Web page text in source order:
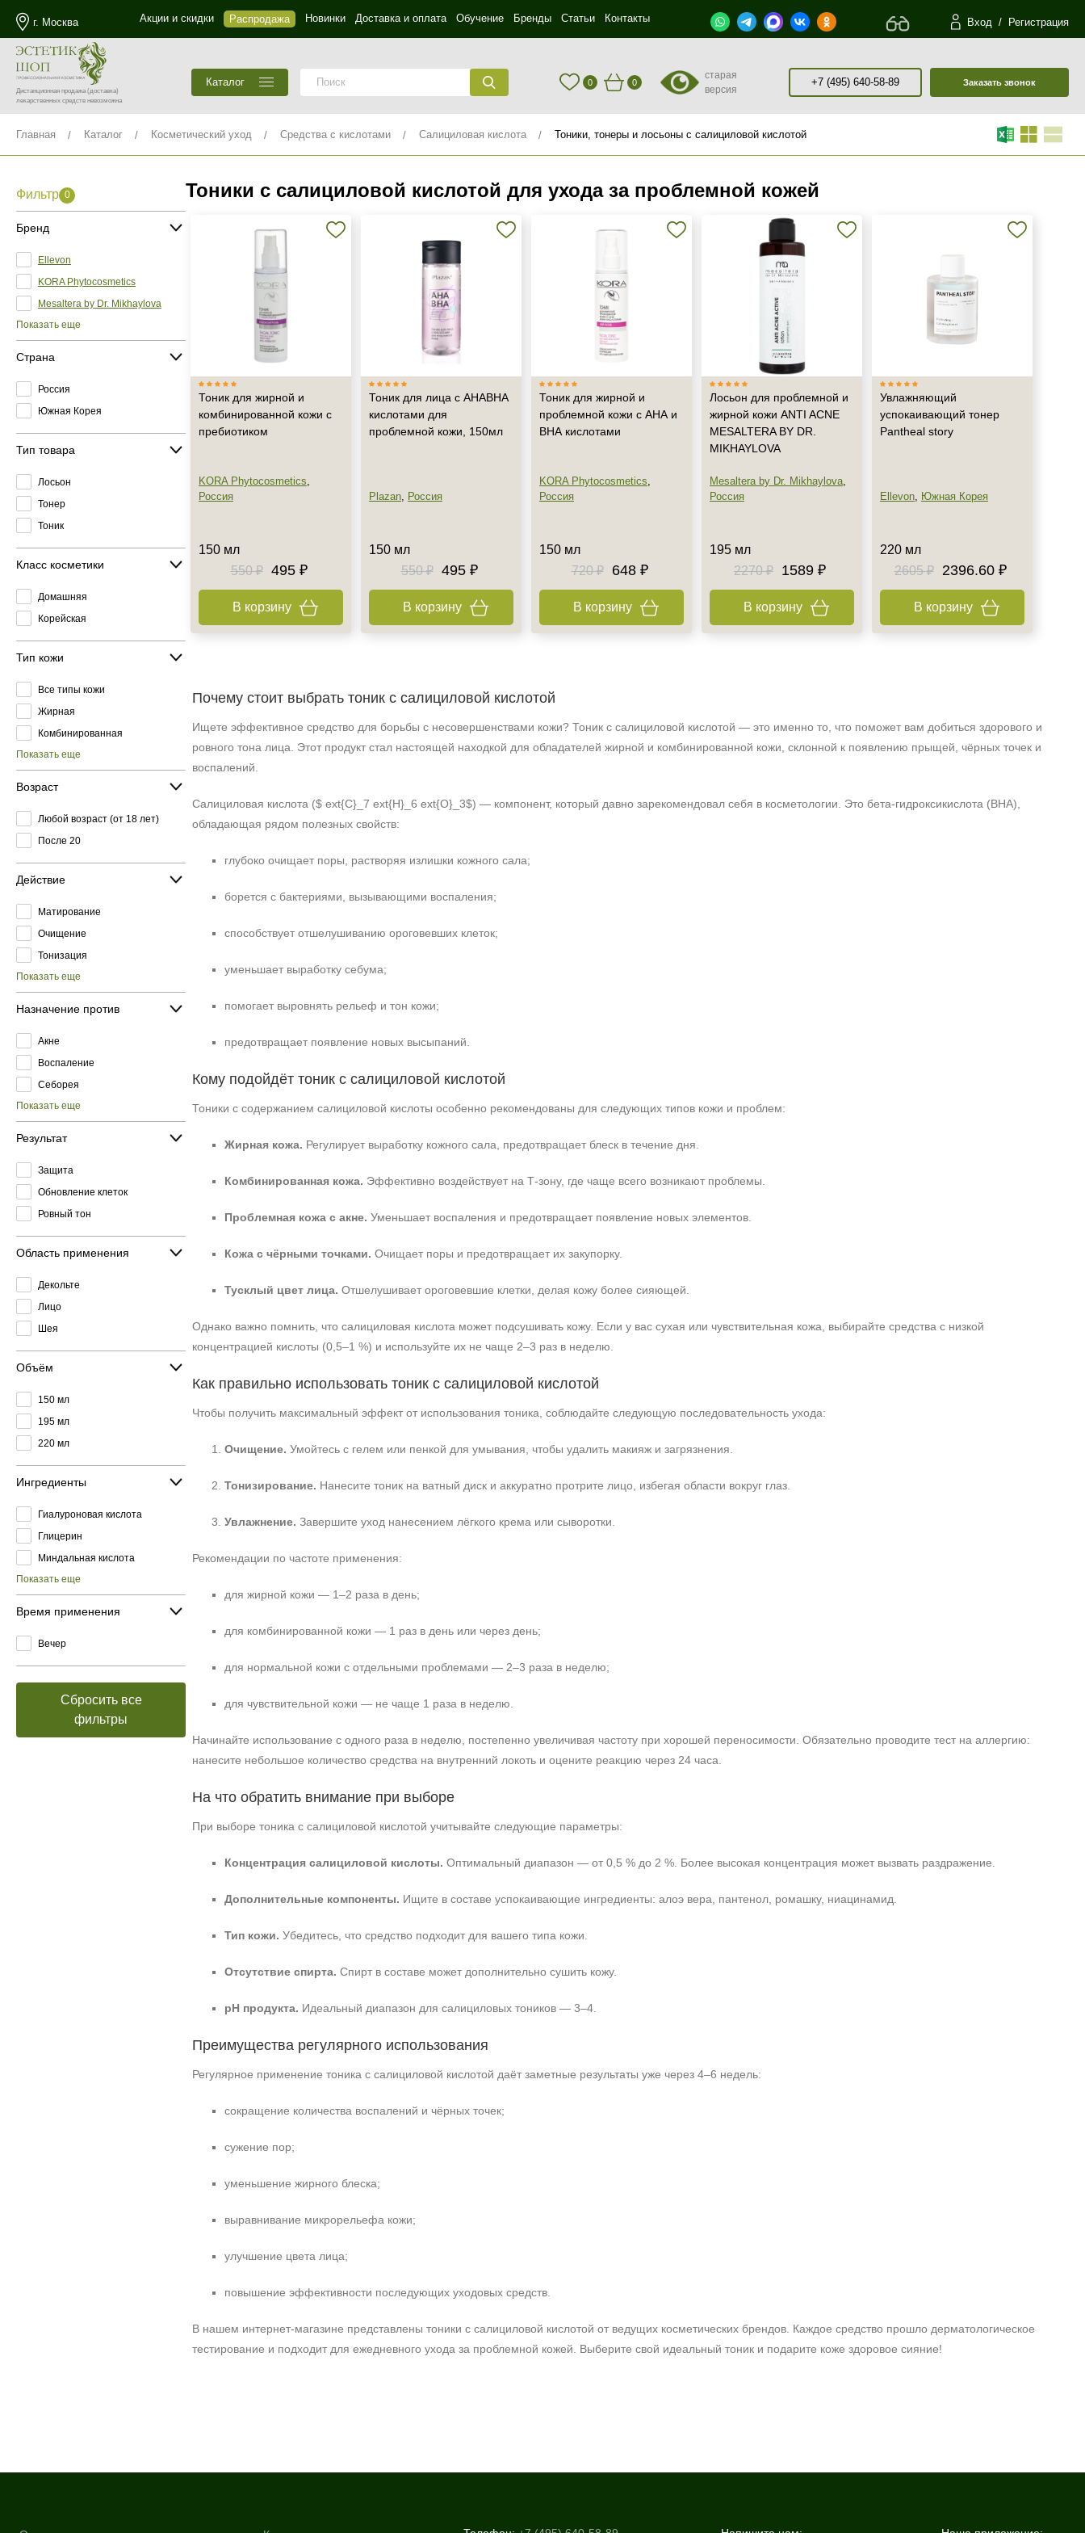
г. Москва Акции и скидки Распродажа Новинки Доставка и оплата Обучение Бренды Статьи Контакты Вход / Регистрация
Дистанционная продажа(доставка)
лекарственных средств невозможна
Каталог 0 0
старая
версия
+7 (495) 640-58-89 Заказать звонок
Главная Каталог Косметический уход Средства с кислотами Салициловая кислота Тоники, тонеры и лосьоны с салициловой кислотой
Фильтр 0
Бренд
Ellevon
KORA Phytocosmetics
Mesaltera by Dr. Mikhaylova
Показать еще
Страна
Россия
Южная Корея
Тип товара
Лосьон
Тонер
Тоник
Класс косметики
Домашняя
Корейская
Тип кожи
Все типы кожи
Жирная
Комбинированная
Показать еще
Возраст
Любой возраст (от 18 лет)
После 20
Действие
Матирование
Очищение
Тонизация
Показать еще
Назначение против
Акне
Воспаление
Себорея
Показать еще
Результат
Защита
Обновление клеток
Ровный тон
Область применения
Декольте
Лицо
Шея
Объём
150 мл
195 мл
220 мл
Ингредиенты
Гиалуроновая кислота
Глицерин
Миндальная кислота
Показать еще
Время применения
Вечер
Сбросить все
фильтры
Тоники с салициловой кислотой для ухода за проблемной кожей
Тоник для жирной и
комбинированной кожи с
пребиотиком
KORA Phytocosmetics,
Россия
150 мл
550 ₽
495 ₽
В корзину
Тоник для лица с АНАВНА
кислотами для
проблемной кожи, 150мл
Plazan, Россия
150 мл
550 ₽
495 ₽
В корзину
Тоник для жирной и
проблемной кожи с АНА и
ВНА кислотами
KORA Phytocosmetics,
Россия
150 мл
720 ₽
648 ₽
В корзину
Лосьон для проблемной и
жирной кожи ANTI ACNE
MESALTERA BY DR.
MIKHAYLOVA
Mesaltera by Dr. Mikhaylova,
Россия
195 мл
2270 ₽
1589 ₽
В корзину
Увлажняющий
успокаивающий тонер
Pantheal story
Ellevon, Южная Корея
220 мл
2605 ₽
2396.60 ₽
В корзину
Почему стоит выбрать тоник с салициловой кислотой
Ищете эффективное средство для борьбы с несовершенствами кожи? Тоник с салициловой кислотой — это именно то, что поможет вам добиться здорового и
ровного тона лица. Этот продукт стал настоящей находкой для обладателей жирной и комбинированной кожи, склонной к появлению прыщей, чёрных точек и
воспалений.
Салициловая кислота ($ ext{C}_7 ext{H}_6 ext{O}_3$) — компонент, который давно зарекомендовал себя в косметологии. Это бета‑гидроксикислота (BHA),
обладающая рядом полезных свойств:
глубоко очищает поры, растворяя излишки кожного сала;
борется с бактериями, вызывающими воспаления;
способствует отшелушиванию ороговевших клеток;
уменьшает выработку себума;
помогает выровнять рельеф и тон кожи;
предотвращает появление новых высыпаний.
Кому подойдёт тоник с салициловой кислотой
Тоники с содержанием салициловой кислоты особенно рекомендованы для следующих типов кожи и проблем:
Жирная кожа. Регулирует выработку кожного сала, предотвращает блеск в течение дня.
Комбинированная кожа. Эффективно воздействует на Т‑зону, где чаще всего возникают проблемы.
Проблемная кожа с акне. Уменьшает воспаления и предотвращает появление новых элементов.
Кожа с чёрными точками. Очищает поры и предотвращает их закупорку.
Тусклый цвет лица. Отшелушивает ороговевшие клетки, делая кожу более сияющей.
Однако важно помнить, что салициловая кислота может подсушивать кожу. Если у вас сухая или чувствительная кожа, выбирайте средства с низкой
концентрацией кислоты (0,5–1 %) и используйте их не чаще 2–3 раз в неделю.
Как правильно использовать тоник с салициловой кислотой
Чтобы получить максимальный эффект от использования тоника, соблюдайте следующую последовательность ухода:
Очищение. Умойтесь с гелем или пенкой для умывания, чтобы удалить макияж и загрязнения.
Тонизирование. Нанесите тоник на ватный диск и аккуратно протрите лицо, избегая области вокруг глаз.
Увлажнение. Завершите уход нанесением лёгкого крема или сыворотки.
Рекомендации по частоте применения:
для жирной кожи — 1–2 раза в день;
для комбинированной кожи — 1 раз в день или через день;
для нормальной кожи с отдельными проблемами — 2–3 раза в неделю;
для чувствительной кожи — не чаще 1 раза в неделю.
Начинайте использование с одного раза в неделю, постепенно увеличивая частоту при хорошей переносимости. Обязательно проводите тест на аллергию:
нанесите небольшое количество средства на внутренний локоть и оцените реакцию через 24 часа.
На что обратить внимание при выборе
При выборе тоника с салициловой кислотой учитывайте следующие параметры:
Концентрация салициловой кислоты. Оптимальный диапазон — от 0,5 % до 2 %. Более высокая концентрация может вызвать раздражение.
Дополнительные компоненты. Ищите в составе успокаивающие ингредиенты: алоэ вера, пантенол, ромашку, ниацинамид.
Тип кожи. Убедитесь, что средство подходит для вашего типа кожи.
Отсутствие спирта. Спирт в составе может дополнительно сушить кожу.
pH продукта. Идеальный диапазон для салициловых тоников — 3–4.
Преимущества регулярного использования
Регулярное применение тоника с салициловой кислотой даёт заметные результаты уже через 4–6 недель:
сокращение количества воспалений и чёрных точек;
сужение пор;
уменьшение жирного блеска;
выравнивание микрорельефа кожи;
улучшение цвета лица;
повышение эффективности последующих уходовых средств.
В нашем интернет‑магазине представлены тоники с салициловой кислотой от ведущих косметических брендов. Каждое средство прошло дерматологическое
тестирование и подходит для ежедневного ухода за проблемной кожей. Выберите свой идеальный тоник и подарите коже здоровое сияние!
+7 (495) 640-58-89
+7 (929) 933-09-89